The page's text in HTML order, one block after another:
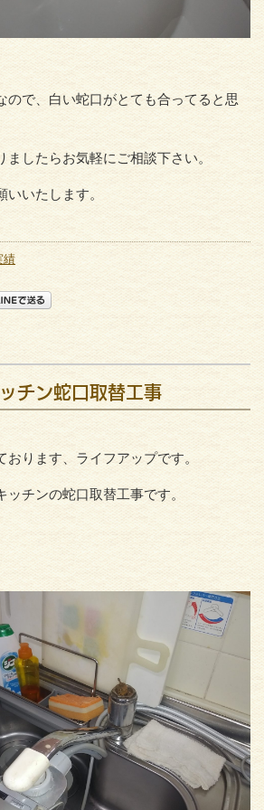
ので、白い蛇口がとても合ってると思
したらお気軽にご相談下さい。
いたします。
績
チン蛇口取替工事
ります、ライフアップです。
チンの蛇口取替工事です。